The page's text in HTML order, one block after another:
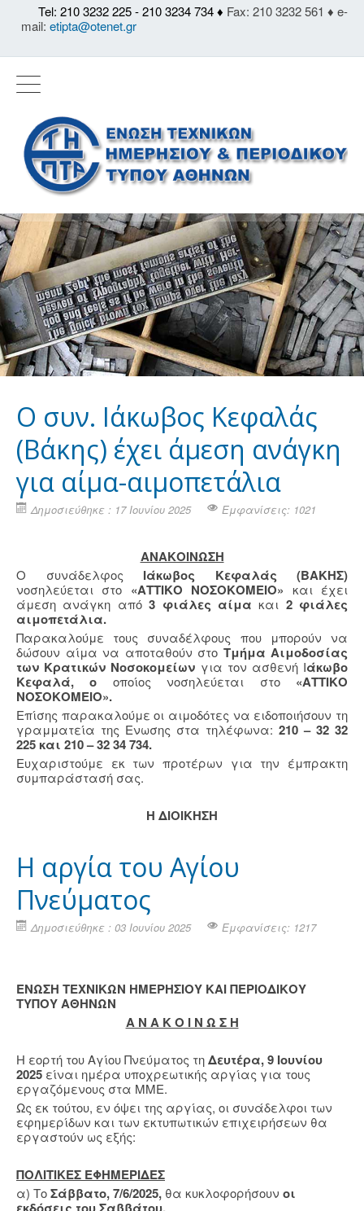
Tel: 210 3232 225 - 210 3234 734 ♦ Fax: 210 3232 561 ♦ e-
mail: etipta@otenet.gr
Ο συν. Ιάκωβος Κεφαλάς
(Βάκης) έχει άμεση ανάγκη
για αίμα-αιμοπετάλια
Δημοσιεύθηκε : 17 Ιουνίου 2025 Εμφανίσεις: 1021
ΑΝΑΚΟΙΝΩΣΗ
Ο συνάδελφος Ιάκωβος Κεφαλάς (ΒΑΚΗΣ)
νοσηλεύεται στο «ΑΤΤΙΚΟ ΝΟΣΟΚΟΜΕΙΟ» και έχει
άμεση ανάγκη από3 φιάλες αίμα και 2 φιάλες
αιμοπετάλια.
Παρακαλούμε τους συναδέλφους που μπορούν να
δώσουν αίμα να αποταθούν στο Τμήμα Αιμοδοσίας
των Κρατικών Νοσοκομείων για τον ασθενή Ιάκωβο
Κεφαλά, ο οποίος νοσηλεύεται στο «ΑΤΤΙΚΟ
ΝΟΣΟΚΟΜΕΙΟ».
Επίσης παρακαλούμε οι αιμοδότες να ειδοποιήσουν τη
γραμματεία της Ενωσης στα τηλέφωνα: 210 – 32 32
225 και 210 – 32 34 734.
Ευχαριστούμε εκ των προτέρων για την έμπρακτη
συμπαράστασή σας.
Η ΔΙΟΙΚΗΣΗ
H αργία του Αγίου
Πνεύματος
Δημοσιεύθηκε : 03 Ιουνίου 2025 Εμφανίσεις: 1217
ΕΝΩΣΗ ΤΕΧΝΙΚΩΝ ΗΜΕΡΗΣΙΟΥ ΚΑΙ ΠΕΡΙΟΔΙΚΟΥ
ΤΥΠΟΥ ΑΘΗΝΩΝ
Α Ν Α Κ Ο Ι Ν Ω Σ Η
Η εορτή του Αγίου Πνεύματος τηΔευτέρα, 9 Ιουνίου
2025 είναι ημέρα υποχρεωτικής αργίας για τους
εργαζόμενους στα ΜΜΕ.
Ως εκ τούτου, εν όψει της αργίας, οι συνάδελφοι των
εφημερίδων και των εκτυπωτικών επιχειρήσεων θα
εργαστούν ως εξής:
ΠΟΛΙΤΙΚΕΣ ΕΦΗΜΕΡΙΔΕΣ
α) ΤοΣάββατο, 7/6/2025, θα κυκλοφορήσουν οι